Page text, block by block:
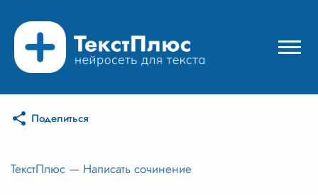
Режимы нейросети
Цены
Поделиться
ТекстПлюс — Написать сочинение